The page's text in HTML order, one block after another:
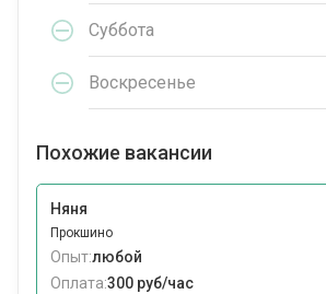
Суббота
Воскресенье
Похожие вакансии
Няня
Прокшино
Опыт:любой
Оплата:300 руб/час